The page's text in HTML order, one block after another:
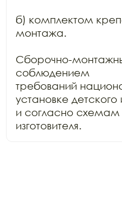
б) комплектом
монтажа.
Сборочно-
соблюдением
требований
установке
и согласно
изготовителя.